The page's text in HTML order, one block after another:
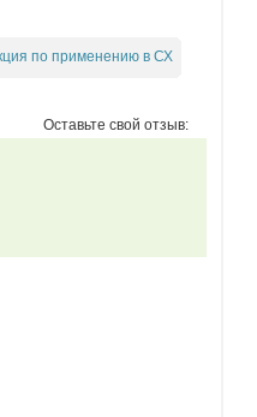
по применению в СХ
Оставьте свой отзыв: